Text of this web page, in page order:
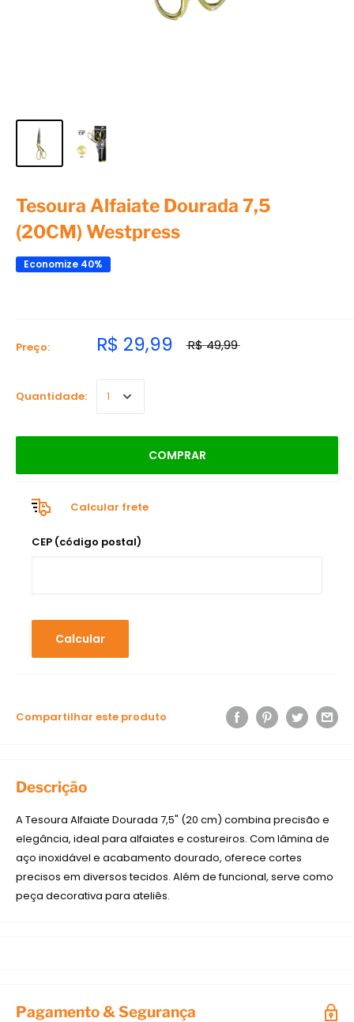
Tesoura Alfaiate Dourada 7,5
(20CM) Westpress
Economize 40%
Preço: R$ 29,99 R$ 49,99
Quantidade:
COMPRAR
Calcular frete
CEP (código postal)
Calcular
Compartilhar este produto
Descrição
A Tesoura Alfaiate Dourada 7,5" (20 cm) combina precisão e
elegância, ideal para alfaiates e costureiros. Com lâmina de
aço inoxidável e acabamento dourado, oferece cortes
precisos em diversos tecidos. Além de funcional, serve como
peça decorativa para ateliês.
Pagamento & Segurança